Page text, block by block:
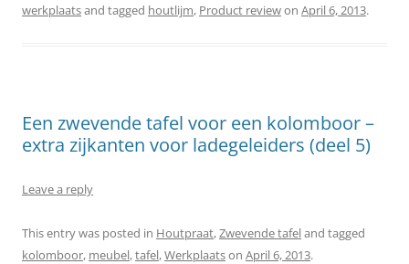
werkplaatsand tagged houtlijm, Product reviewon April 6, 2013.
Een zwevende tafel voor een kolomboor –
extra zijkanten voor ladegeleiders (deel 5)
Leave a reply
This entry was posted in Houtpraat,Zwevende tafeland tagged
kolomboor, meubel,tafel,Werkplaatson April 6, 2013.